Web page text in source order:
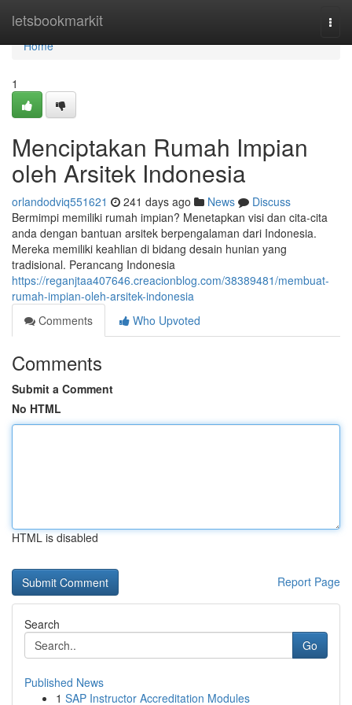
letsbookmarkit
Home
Home
1
Menciptakan Rumah Impian
oleh Arsitek Indonesia
orlandodviq551621 241 days ago News
Discuss
Bermimpi memiliki rumah impian? Menetapkan visi dan cita-cita
anda dengan bantuan arsitek berpengalaman dari Indonesia.
Mereka memiliki keahlian di bidang desain hunian yang
tradisional. Perancang Indonesia
https://reganjtaa407646.creacionblog.com/38389481/membuat-
rumah-impian-oleh-arsitek-indonesia
Comments
Who Upvoted
Comments
Submit a Comment
No HTML
HTML is disabled
Report Page
Search
Go
Published News
1 SAP Instructor Accreditation Modules